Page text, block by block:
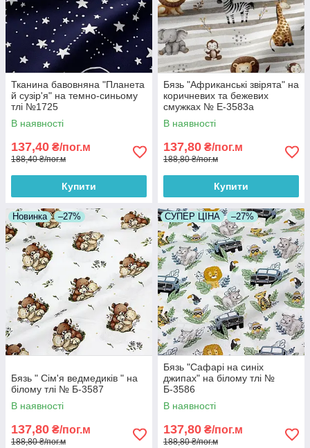
Тканина бавовняна "Планета
й сузір'я" на темно-синьому
тлі №1725
В наявності
137,40 ₴/пог.м
188,40 ₴/пог.м
Купити
Бязь "Африканські звірята" на
коричневих та бежевих
смужках № Е-3583а
В наявності
137,80 ₴/пог.м
188,80 ₴/пог.м
Купити
Новинка –27%
Бязь " Сім'я ведмедиків " на
білому тлі № Б-3587
В наявності
137,80 ₴/пог.м
188,80 ₴/пог.м
СУПЕР ЦІНА –27%
Бязь "Сафарі на синіх
джипах" на білому тлі №
Б-3586
В наявності
137,80 ₴/пог.м
188,80 ₴/пог.м